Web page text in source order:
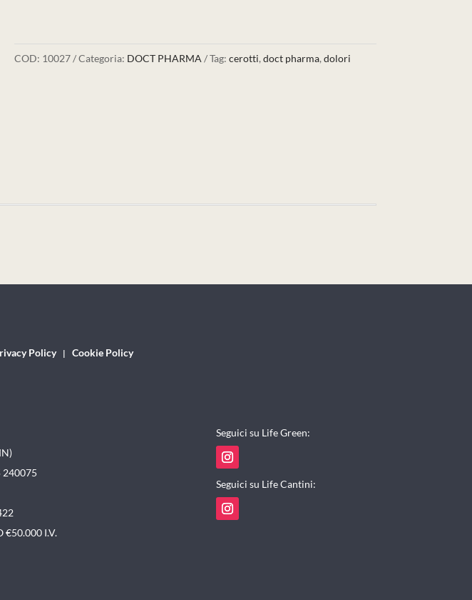
COD: 10027 Categoria: DOCT PHARMA Tag: cerotti, doct pharma, dolori
Policy Cookie Policy
240075
€50.000 I.V.
Seguici su Life Green:
Seguici su Life Cantini: